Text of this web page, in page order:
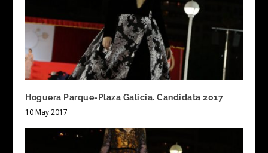
Hoguera Parque-Plaza Galicia. Candidata 2017
10 May 2017